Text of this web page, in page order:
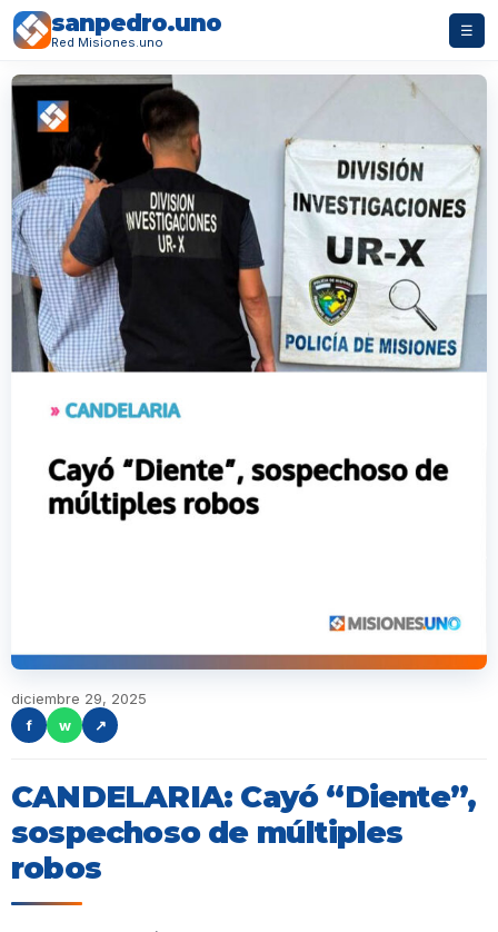
sanpedro.uno
Red Misiones.uno
☰
diciembre 29, 2025
f
w ↗
CANDELARIA: Cayó “Diente”,
sospechoso de múltiples
robos